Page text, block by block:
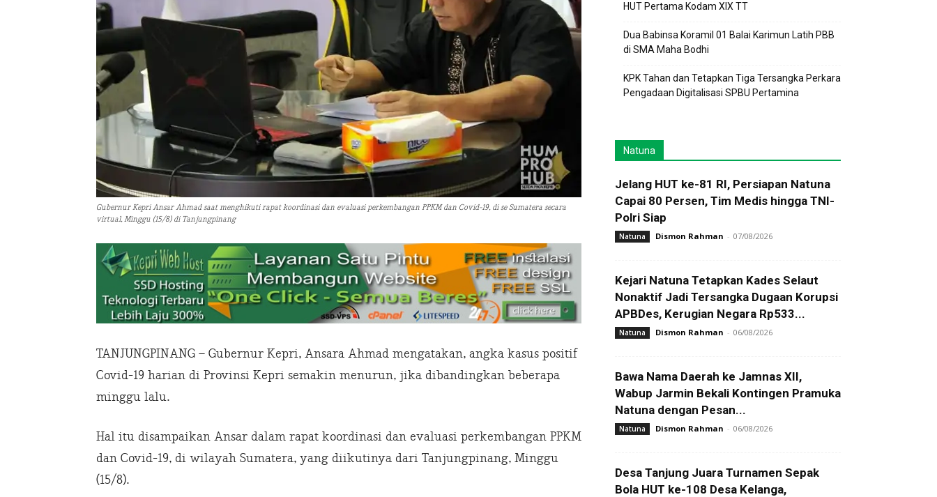
Gubernur Kepri Ansar Ahmad saat menghikuti rapat koordinasi dan evaluasi perkembangan PPKM dan Covid-19, di se Sumatera secara
virtual, Minggu (15/8) di Tanjungpinang
TANJUNGPINANG – Gubernur Kepri, Ansara Ahmad mengatakan, angka kasus positif
Covid-19 harian di Provinsi Kepri semakin menurun, jika dibandingkan beberapa
minggu lalu.
Hal itu disampaikan Ansar dalam rapat koordinasi dan evaluasi perkembangan PPKM
dan Covid-19, di wilayah Sumatera, yang diikutinya dari Tanjungpinang, Minggu
(15/8).
HUT Pertama Kodam XIX TT
Dua Babinsa Koramil 01 Balai Karimun Latih PBB
di SMA Maha Bodhi
KPK Tahan dan Tetapkan Tiga Tersangka Perkara
Pengadaan Digitalisasi SPBU Pertamina
Natuna
Jelang HUT ke-81 RI, Persiapan Natuna
Capai 80 Persen, Tim Medis hingga TNI-
Polri Siap
Natuna Dismon Rahman - 07/08/2026
Kejari Natuna Tetapkan Kades Selaut
Nonaktif Jadi Tersangka Dugaan Korupsi
APBDes, Kerugian Negara Rp533...
Natuna Dismon Rahman - 06/08/2026
Bawa Nama Daerah ke Jamnas XII,
Wabup Jarmin Bekali Kontingen Pramuka
Natuna dengan Pesan...
Natuna Dismon Rahman - 06/08/2026
Desa Tanjung Juara Turnamen Sepak
Bola HUT ke-108 Desa Kelanga,